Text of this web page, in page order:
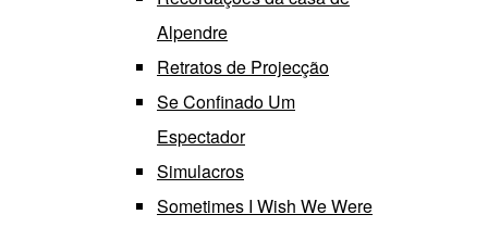
Alpendre
Retratos de Projecção
Se Confinado Um
Espectador
Simulacros
Sometimes I Wish We Were